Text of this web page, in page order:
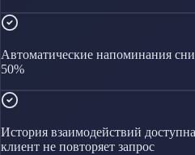
Автоматические напоминания
50%
История взаимодействий
клиент не повторяет запрос